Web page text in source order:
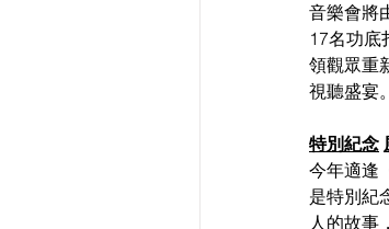
音樂會將
17名功底
領觀眾重
視聽盛宴。
特別紀念
今年適逢
是特別紀
人的故事